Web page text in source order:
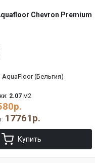
Chevron Premium
AquaFloor (Бельгия)
2.07 м2
17761р.
Купить